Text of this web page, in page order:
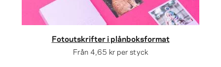
Fotoutskrifter i plånboksformat
Från 4,65 kr per styck